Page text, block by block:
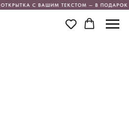
ОТКРЫТКА С ВАШИМ ТЕКСТОМ — В ПОДАРОК